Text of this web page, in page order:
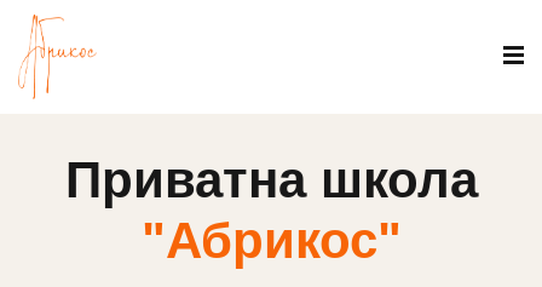
Приватна школа
"Абрикос"